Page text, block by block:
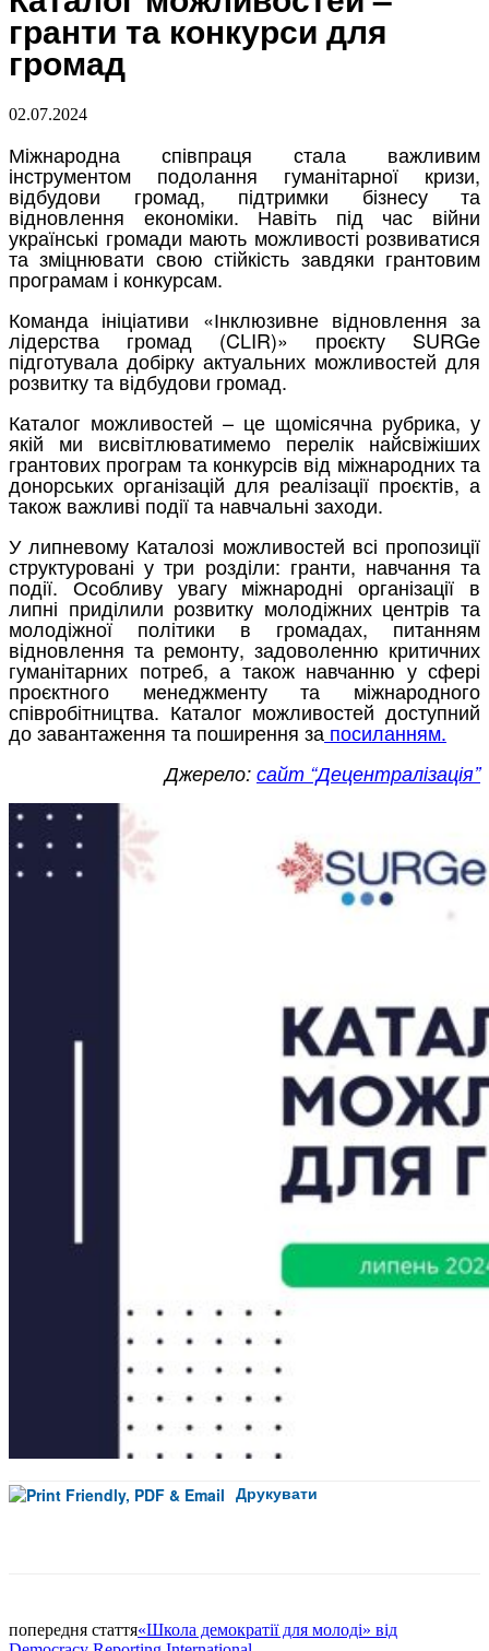
гранти та конкурси для
громад
02.07.2024
Міжнародна співпраця стала важливим
інструментом подолання гуманітарної кризи,
відбудови громад, підтримки бізнесу та
відновлення економіки. Навіть під час війни
українські громади мають можливості розвиватися
та зміцнювати свою стійкість завдяки грантовим
програмам і конкурсам.
Команда ініціативи «Інклюзивне відновлення за
лідерства громад (CLIR)» проєкту SURGe
підготувала добірку актуальних можливостей для
розвитку та відбудови громад.
Каталог можливостей – це щомісячна рубрика, у
якій ми висвітлюватимемо перелік найсвіжіших
грантових програм та конкурсів від міжнародних та
донорських організацій для реалізації проєктів, а
також важливі події та навчальні заходи.
У липневому Каталозі можливостей всі пропозиції
структуровані у три розділи: гранти, навчання та
події. Особливу увагу міжнародні організації в
липні приділили розвитку молодіжних центрів та
молодіжної політики в громадах, питанням
відновлення та ремонту, задоволенню критичних
гуманітарних потреб, а також навчанню у сфері
проєктного менеджменту та міжнародного
співробітництва. Каталог можливостей доступний
до завантаження та поширення за посиланням.
Джерело: сайт “Децентралізація”
Друкувати
попередня стаття«Школа демократії для молоді» від